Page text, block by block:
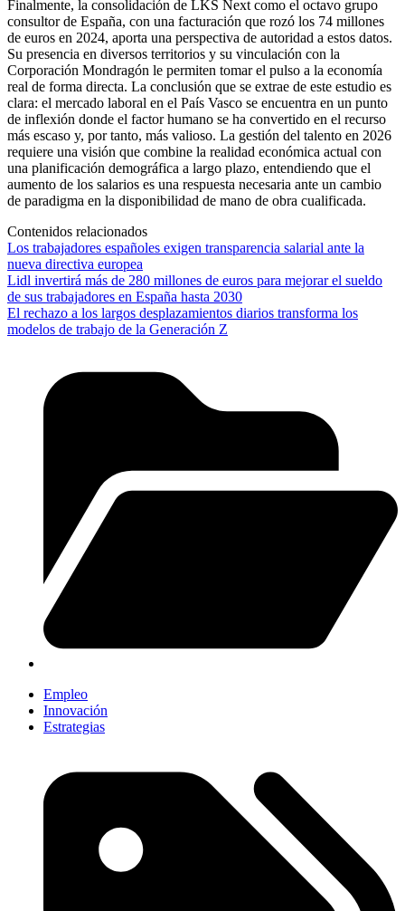
Finalmente, la consolidación de LKS Next como el octavo grupo
consultor de España, con una facturación que rozó los 74 millones
de euros en 2024, aporta una perspectiva de autoridad a estos datos.
Su presencia en diversos territorios y su vinculación con la
Corporación Mondragón le permiten tomar el pulso a la economía
real de forma directa. La conclusión que se extrae de este estudio es
clara: el mercado laboral en el País Vasco se encuentra en un punto
de inflexión donde el factor humano se ha convertido en el recurso
más escaso y, por tanto, más valioso. La gestión del talento en 2026
requiere una visión que combine la realidad económica actual con
una planificación demográfica a largo plazo, entendiendo que el
aumento de los salarios es una respuesta necesaria ante un cambio
de paradigma en la disponibilidad de mano de obra cualificada.
Contenidos relacionados
Los trabajadores españoles exigen transparencia salarial ante la
nueva directiva europea
Lidl invertirá más de 280 millones de euros para mejorar el sueldo
de sus trabajadores en España hasta 2030
El rechazo a los largos desplazamientos diarios transforma los
modelos de trabajo de la Generación Z
Empleo
Innovación
Estrategias